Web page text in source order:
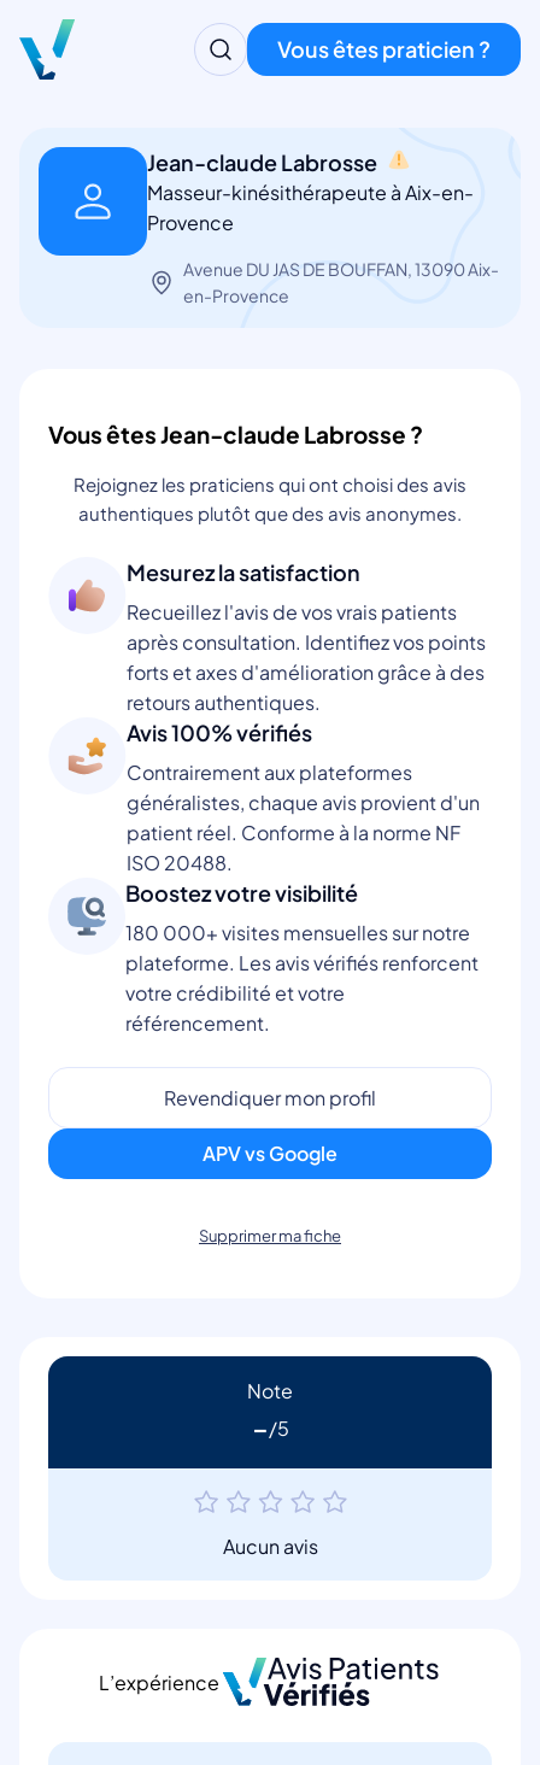
Vous êtes praticien ?
Jean-claude Labrosse
Masseur-kinésithérapeute à Aix-en-
Provence
Avenue DU JAS DE BOUFFAN, 13090 Aix-
en-Provence
Vous êtes Jean-claude Labrosse ?
Rejoignez les praticiens qui ont choisi des avis
authentiques plutôt que des avis anonymes.
Mesurez la satisfaction
Recueillez l'avis de vos vrais patients
après consultation. Identifiez vos points
forts et axes d'amélioration grâce à des
retours authentiques.
Avis 100% vérifiés
Contrairement aux plateformes
généralistes, chaque avis provient d'un
patient réel. Conforme à la norme NF
ISO 20488.
Boostez votre visibilité
180 000+ visites mensuelles sur notre
plateforme. Les avis vérifiés renforcent
votre crédibilité et votre
référencement.
Revendiquer mon profil
APV vs Google
Supprimer ma fiche
Note
-
Aucun avis
L’expérience